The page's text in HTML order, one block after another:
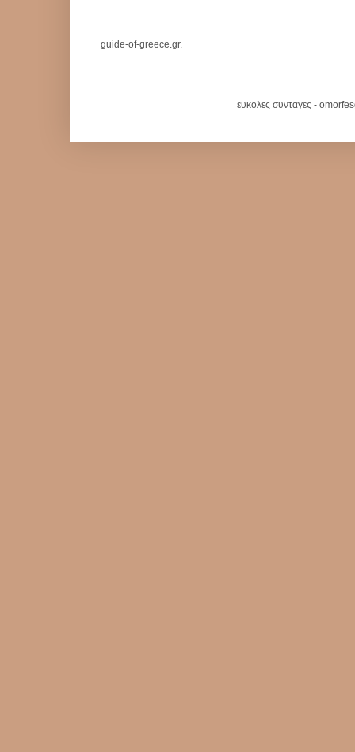
guide-of-greece.gr.
ευκολες συνταγες -